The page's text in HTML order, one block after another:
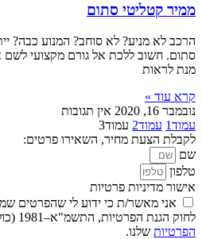
ממיר קטליטי סתום
הרכב לא מניע? לא סוחב? המנוע כבה?
סתום. חשוב ללכת אל גורם מקצועי לשם
מנת לראות
קרא עוד »
נובמבר 16, 2020
אין תגובות
עמוד1 עמוד2 עמוד3
לקבלת הצעת מחיר, השאירו פרטים:
שם
טלפון
אישור מדיניות פרטיות
אני מאשר/ת כי ידוע לי שהפרטים
לחוק הגנת הפרטיות, התשמ"א–1981 (כולל תיקון 13), ובהתאם ל
הפרטיות שלנו.